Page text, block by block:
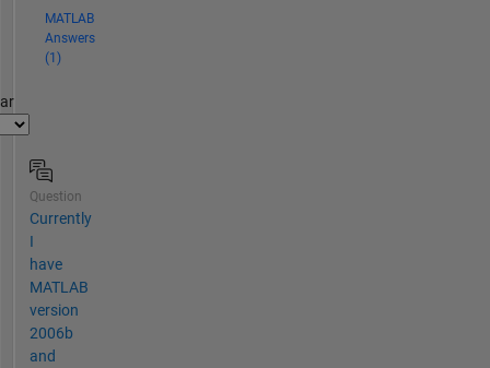
MATLAB
Answers
(1)
Question
Currently
I
have
MATLAB
version
2006b
and